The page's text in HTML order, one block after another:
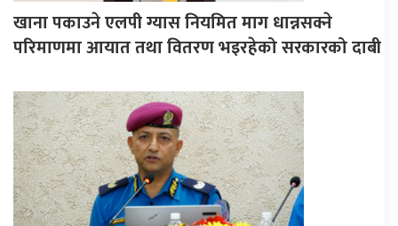
खाना पकाउने एलपी ग्यास नियमित माग धान्नसक्ने
परिमाणमा आयात तथा वितरण भइरहेको सरकारको दाबी